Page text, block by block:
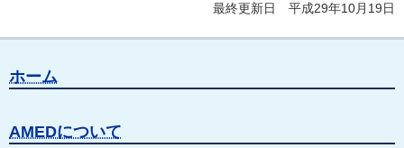
最終更新日 平成29年10月19日
ホーム
AMEDについて